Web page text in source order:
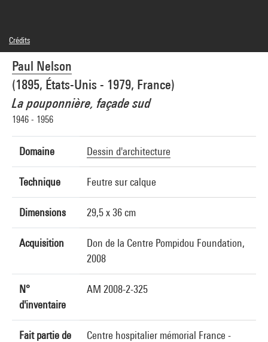
Paul Nelson
(1895, États-Unis - 1979, France)
La pouponnière, façade sud
1946 - 1956
Domaine Dessin d'architecture
Technique Feutre sur calque
Dimensions 29,5 x 36 cm
Acquisition
Don de la Centre Pompidou Foundation,
2008
N°
d'inventaire
AM 2008-2-325
Fait partie de
Centre hospitalier mémorial France -
Crédits
© Paul Nelson
Crédit photographique : Centre Pompidou, MNAM-CCI/Cecilia Laulanne/Dist.
GrandPalaisRmn
Réf. image : 4Y20047
Diffusion image :GrandPalaisRmnPhoto